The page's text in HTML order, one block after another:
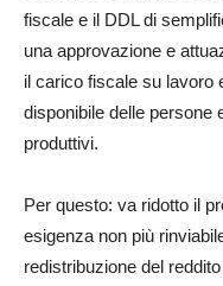
fiscale e il DDL di
una approvazione e
il carico fiscale su lavoro
disponibile delle persone
produttivi.
Per questo: va ridotto il
esigenza non più
redistribuzione del